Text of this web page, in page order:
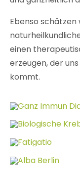
Ebenso
einen
erzeugen, der
kommt.